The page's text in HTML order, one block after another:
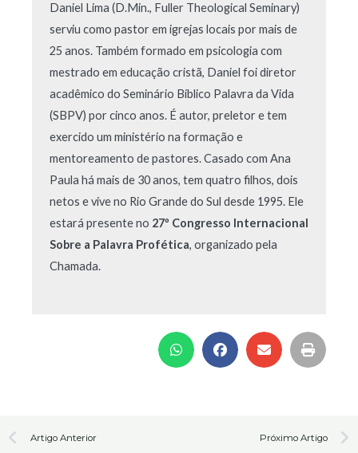
Daniel Lima (D.Min., Fuller Theological Seminary)
serviu como pastor em igrejas locais por mais de
25 anos. Também formado em psicologia com
mestrado em educação cristã, Daniel foi diretor
acadêmico do Seminário Bíblico Palavra da Vida
(SBPV) por cinco anos. É autor, preletor e tem
exercido um ministério na formação e
mentoreamento de pastores. Casado com Ana
Paula há mais de 30 anos, tem quatro filhos, dois
netos e vive no Rio Grande do Sul desde 1995. Ele
estará presente no 27º Congresso Internacional
Sobre a Palavra Profética, organizado pela
Chamada.
Prev
Artigo Anterior Próximo Artigo